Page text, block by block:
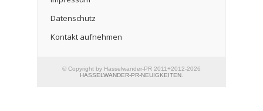
Datenschutz
Kontakt aufnehmen
© Copyright by Hasselwander-PR 2011+2012-2026
HASSELWANDER-PR-NEUIGKEITEN.